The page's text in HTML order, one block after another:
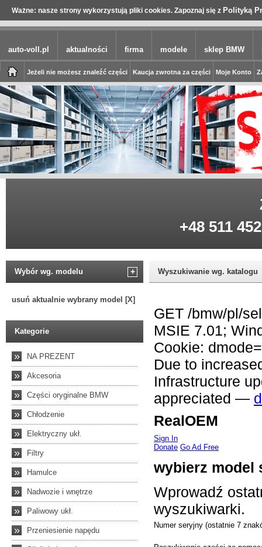
Ważne: nasze strony wykorzystują pliki cookies. Zapoznaj się z Polityką
auto-voll.pl aktualności firma modele sklep BMW
Jeżeli nie możesz znaleźć części Kaucja zwrotna za części Moje Konto
+48 511
Wybór wg. modelu +
usuń aktualnie wybrany model [X]
Kategorie
» NA PREZENT
» Akcesoria
» Części oryginalne BMW
» Chłodzenie
» Elektryczny ukł.
» Filtry
» Hamulce
» Nadwozie i wnętrze
» Paliwowy ukł.
» Przeniesienie napędu
Wyszukiwanie wg. katalogu